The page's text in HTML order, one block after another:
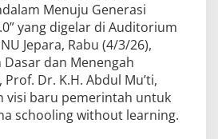
Menuju Generasi
yang digelar di Auditorium
Jepara, Rabu (4/3/26),
dan Menengah
Dr. K.H. Abdul Mu’ti,
visi baru pemerintah untuk
schooling without learning.